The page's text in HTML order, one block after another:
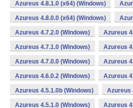
Azureus 4.8.1.0 (x64) (Windows)
Azureus 4.8.0.0 (x64) (Windows)
Azureus 4.7.2.0 (Windows) Azureus
Azureus 4.7.1.0 (Windows) Azureus
Azureus 4.7.0.0 (Windows) Azureus
Azureus 4.6.0.2 (Windows) Azureus
Azureus 4.5.1.0b (Windows) Azureus
Azureus 4.5.1.0 (Windows) Azureus